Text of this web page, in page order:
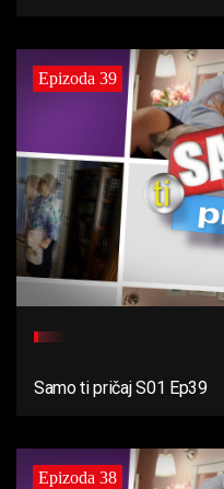
Epizoda 39
Samo ti pričaj S01 Ep39
Epizoda 38